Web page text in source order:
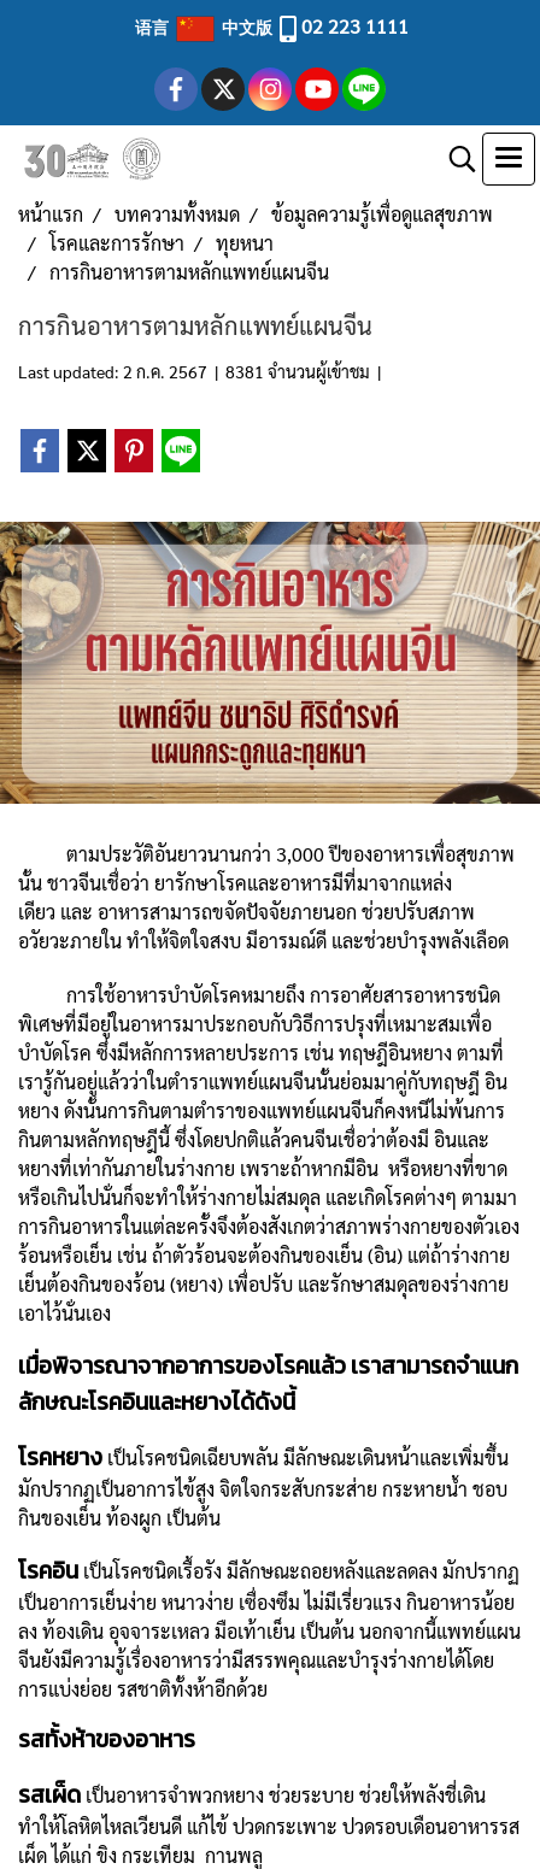
语言 中文版 02 223 1111
หน้าแรก บทความทั้งหมด
ข้อมูลความรู้เพื่อดูแลสุขภาพ
โรคและการรักษา
ทุยหนา
การกินอาหารตามหลักแพทย์แผนจีน
การกินอาหารตามหลักแพทย์แผนจีน
Last updated: 2 ก.ค. 2567 | 8381 จำนวนผู้เข้าชม |
ตามประวัติอันยาวนานกว่า 3,000 ปีของอาหารเพื่อสุขภาพ
นั้น ชาวจีนเชื่อว่า ยารักษาโรคและอาหารมีที่มาจากแหล่ง
เดียว และ อาหารสามารถขจัดปัจจัยภายนอก ช่วยปรับสภาพ
อวัยวะภายใน ทำให้จิตใจสงบ มีอารมณ์ดี และช่วยบำรุงพลังเลือด
การใช้อาหารบำบัดโรคหมายถึง การอาศัยสารอาหารชนิด
พิเศษที่มีอยู่ในอาหารมาประกอบกับวิธีการปรุงที่เหมาะสมเพื่อ
บำบัดโรค ซึ่งมีหลักการหลายประการ เช่น ทฤษฎีอินหยาง ตามที่
เรารู้กันอยู่แล้วว่าในตำราแพทย์แผนจีนนั้นย่อมมาคู่กับทฤษฎี อิน
หยาง ดังนั้นการกินตามตำราของแพทย์แผนจีนก็คงหนีไม่พ้นการ
กินตามหลักทฤษฎีนี้ ซึ่งโดยปกติแล้วคนจีนเชื่อว่าต้องมี อินและ
หยางที่เท่ากันภายในร่างกาย เพราะถ้าหากมีอิน หรือหยางที่ขาด
หรือเกินไปนั่นก็จะทำให้ร่างกายไม่สมดุล และเกิดโรคต่างๆ ตามมา
การกินอาหารในแต่ละครั้งจึงต้องสังเกตว่าสภาพร่างกายของตัวเอง
ร้อนหรือเย็น เช่น ถ้าตัวร้อนจะต้องกินของเย็น (อิน) แต่ถ้าร่างกาย
เย็นต้องกินของร้อน (หยาง) เพื่อปรับ และรักษาสมดุลของร่างกาย
เอาไว้นั่นเอง
เมื่อพิจารณาจากอาการของโรคแล้ว เราสามารถจำแนก
ลักษณะโรคอินและหยางได้ดังนี้
โรคหยาง เป็นโรคชนิดเฉียบพลัน มีลักษณะเดินหน้าและเพิ่มขึ้น
มักปรากฏเป็นอาการไข้สูง จิตใจกระสับกระส่าย กระหายน้ำ ชอบ
กินของเย็น ท้องผูก เป็นต้น
โรคอิน เป็นโรคชนิดเรื้อรัง มีลักษณะถอยหลังและลดลง มักปรากฏ
เป็นอาการเย็นง่าย หนาวง่าย เซื่องซึม ไม่มีเรี่ยวแรง กินอาหารน้อย
ลง ท้องเดิน อุจจาระเหลว มือเท้าเย็น เป็นต้น นอกจากนี้แพทย์แผน
จีนยังมีความรู้เรื่องอาหารว่ามีสรรพคุณและบำรุงร่างกายได้โดย
การแบ่งย่อย รสชาติทั้งห้าอีกด้วย
รสทั้งห้าของอาหาร
รสเผ็ด เป็นอาหารจำพวกหยาง ช่วยระบาย ช่วยให้พลังชี่เดิน
ทำให้โลหิตไหลเวียนดี แก้ไข้ ปวดกระเพาะ ปวดรอบเดือนอาหารรส
เผ็ด ได้แก่ ขิง กระเทียม กานพลู